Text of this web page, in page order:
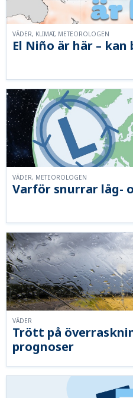
El Niño är här –
VÄDER, KLIMAT, METEOROLOGEN
Varför snurrar låg-
VÄDER, METEOROLOGEN
Trött på
prognoser
VÄDER